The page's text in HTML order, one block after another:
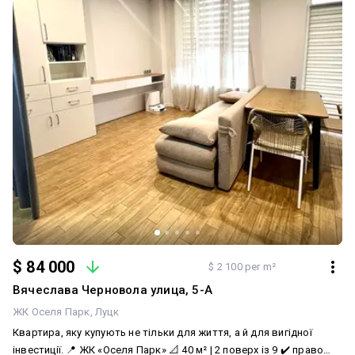
$ 84 000 $ 2 100 per m²
Вячеслава Черновола улица, 5-А
ЖК Оселя Парк Луцк
Квартира, яку купують не тільки для життя, а й для вигідної
інвестиції. 📍 ЖК «Оселя Парк» 📐 40 м² | 2 поверх із 9 ✔️ право